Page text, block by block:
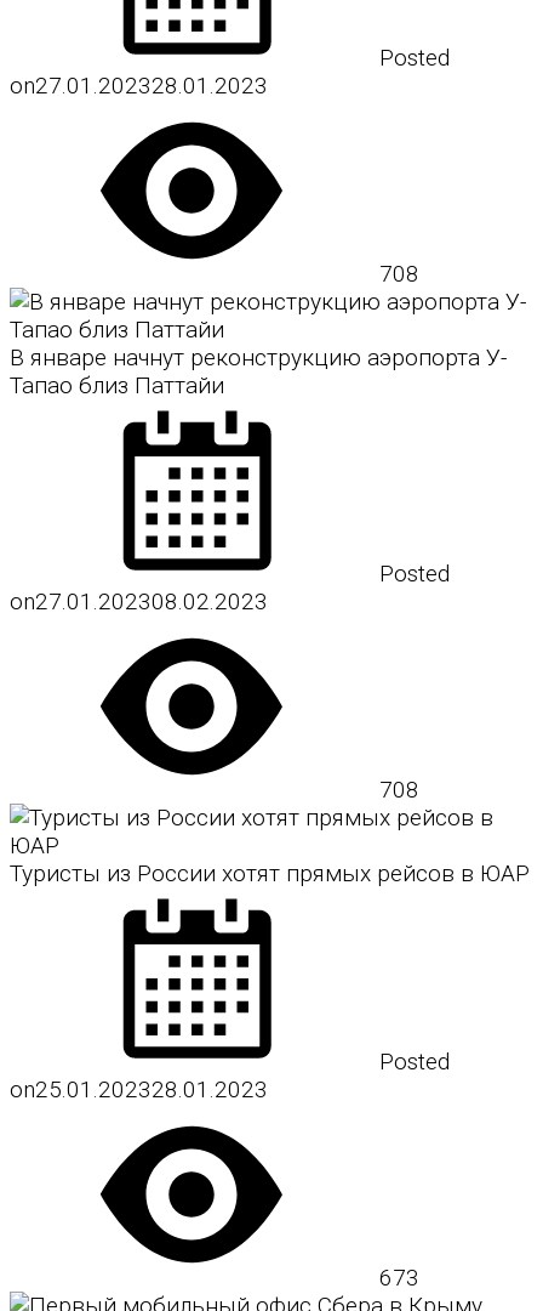
Posted
on27.01.202328.01.2023
708
В январе начнут реконструкцию аэропорта У-
Тапао близ Паттайи
Posted
on27.01.202308.02.2023
708
Туристы из России хотят прямых рейсов в ЮАР
Posted
on25.01.202328.01.2023
673